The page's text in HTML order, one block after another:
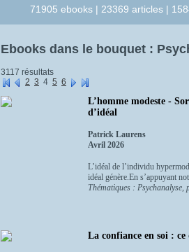
71905 ebooks | 23369 articles |
Ebooks dans le bouquet :
3117 résultats
2 3 4 5 6
L’homme modeste -
d’idéal
Patrick Laurens
Avril 2026
L’idéal de l’individu
idéal génère.En s’appuyant
Thématiques : Psychanalyse,
La confiance en soi :